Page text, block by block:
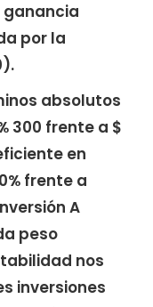
ganancia
por la
absolutos
300 frente a $
en
frente a
A
peso
nos
inversiones